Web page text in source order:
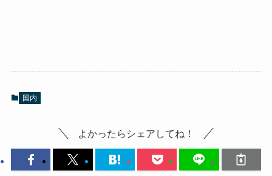
国内
よかったらシェアしてね！